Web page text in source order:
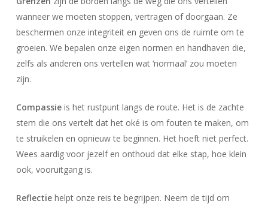
wanneer we moeten stoppen, vertragen of doorgaan. Ze
beschermen onze integriteit en geven ons de ruimte om te
groeien. We bepalen onze eigen normen en handhaven die,
zelfs als anderen ons vertellen wat ‘normaal’ zou moeten
zijn.
Compassieis het rustpunt langs de route. Het is de zachte
stem die ons vertelt dat het oké is om fouten te maken, om
te struikelen en opnieuw te beginnen. Het hoeft niet perfect.
Wees aardig voor jezelf en onthoud dat elke stap, hoe klein
ook, vooruitgang is.
Reflectiehelpt onze reis te begrijpen. Neem de tijd om